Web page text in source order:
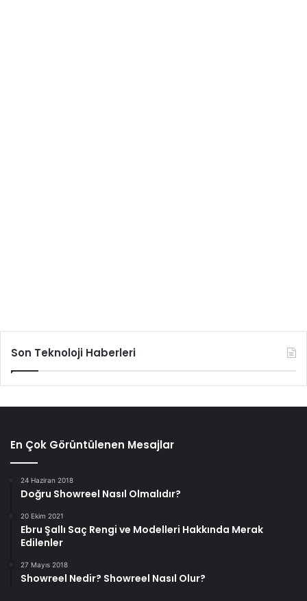
Son Teknoloji Haberleri
En Çok Görüntülenen Mesajlar
24 Haziran 2018
Doğru Showreel Nasıl Olmalıdır?
20 Ekim 2021
Ebru Şallı Saç Rengi ve Modelleri Hakkında Merak
Edilenler
27 Mayıs 2018
Showreel Nedir? Showreel Nasıl Olur?